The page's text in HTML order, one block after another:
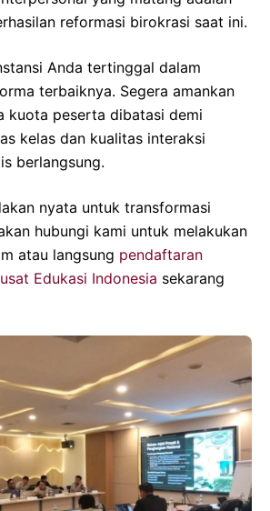
reformasi birokrasi saat ini.
Anda tertinggal dalam
terbaiknya. Segera amankan
kuota peserta dibatasi demi
kelas dan kualitas interaksi
berlangsung.
nyata untuk transformasi
hubungi kami untuk melakukan
atau langsung pendaftaran
Edukasi Indonesia sekarang